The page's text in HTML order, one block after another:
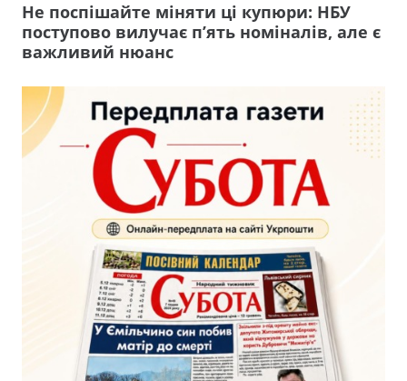
Не поспішайте міняти ці купюри: НБУ
поступово вилучає п’ять номіналів, але є
важливий нюанс